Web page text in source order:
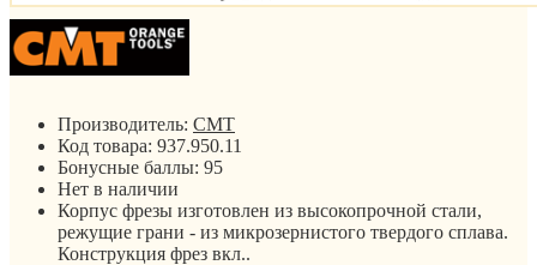
Производитель: CMT
Код товара: 937.950.11
Бонусные баллы: 95
Нет в наличии
Корпус фрезы изготовлен из высокопрочной стали,
режущие грани - из микрозернистого твердого сплава.
Конструкция фрез вкл..